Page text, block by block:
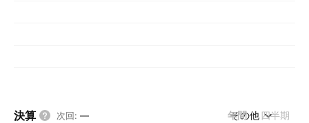
決算 次回: — 年間 四半期
その他